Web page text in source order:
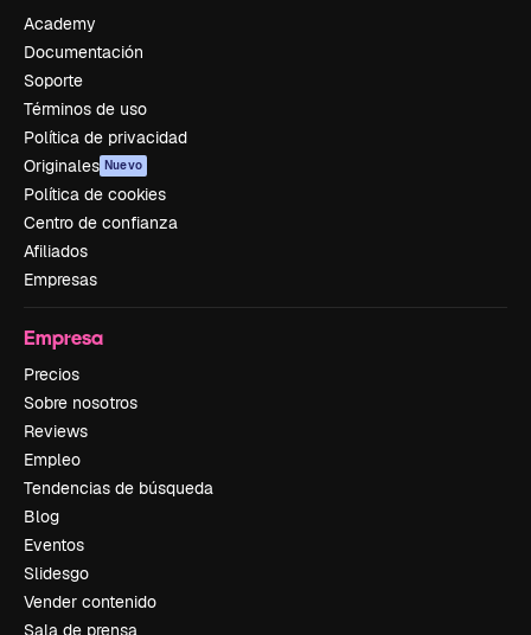
Academy
Documentación
Soporte
Términos de uso
Política de privacidad
Originales Nuevo
Política de cookies
Centro de confianza
Afiliados
Empresas
Empresa
Precios
Sobre nosotros
Reviews
Empleo
Tendencias de búsqueda
Blog
Eventos
Slidesgo
Vender contenido
Sala de prensa